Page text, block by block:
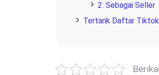
2. Sebagai Seller
Tertarik Daftar